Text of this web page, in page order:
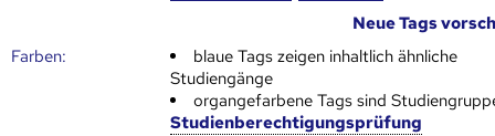
Neue Tags
Farben:
blaue Tags zeigen inhaltlich ähnliche
Studiengänge
organgefarbene Tags sind
Studienberechtigungsprüfung